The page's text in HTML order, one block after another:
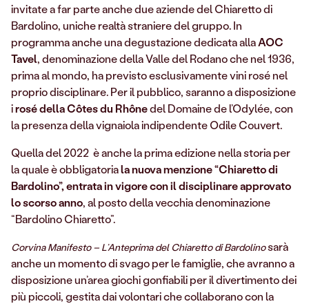
invitate a far parte anche due aziende del Chiaretto di
Bardolino, uniche realtà straniere del gruppo. In
programma anche una degustazione dedicata allaAOC
Tavel, denominazione della Valle del Rodano che nel 1936,
prima al mondo, ha previsto esclusivamente vini rosé nel
proprio disciplinare. Per il pubblico, saranno a disposizione
irosé dellaCôtes du Rhônedel Domaine de l’Odylée, con
la presenza della vignaiola indipendente Odile Couvert.
Quella del 2022 è anche la prima edizione nella storia per
la quale è obbligatoriala nuova menzione “Chiaretto di
Bardolino”, entrata in vigore con il disciplinare approvato
lo scorso anno, al posto della vecchia denominazione
“Bardolino Chiaretto”.
Corvina Manifesto – L’Anteprima del Chiaretto di Bardolinosarà
anche un momento di svago per le famiglie, che avranno a
disposizione un’area giochi gonfiabili per il divertimento dei
più piccoli, gestita dai volontari che collaborano con la